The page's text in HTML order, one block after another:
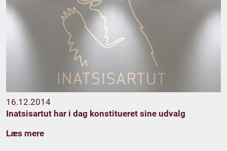
16.12.2014
Inatsisartut har i dag konstitueret sine udvalg
Læs mere